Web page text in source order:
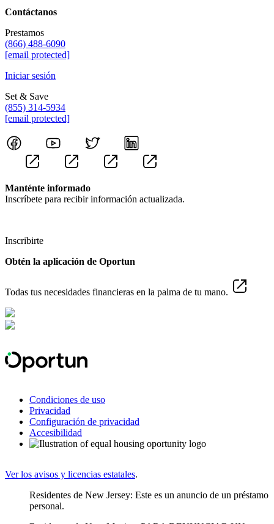
Contáctanos
Prestamos
(866) 488-6090
[email protected]
Iniciar sesión
Set & Save
(855) 314-5934
[email protected]
Manténte informado
Inscríbete para recibir información actualizada.
Inscribirte
Obtén la aplicación de Oportun
Todas tus necesidades financieras en la palma de tu mano.
Condiciones de uso
Privacidad
Configuración de privacidad
Accesibilidad
Ver los avisos y licencias estatales.
Residentes de New Jersey: Este es un anuncio de un préstamo
personal.